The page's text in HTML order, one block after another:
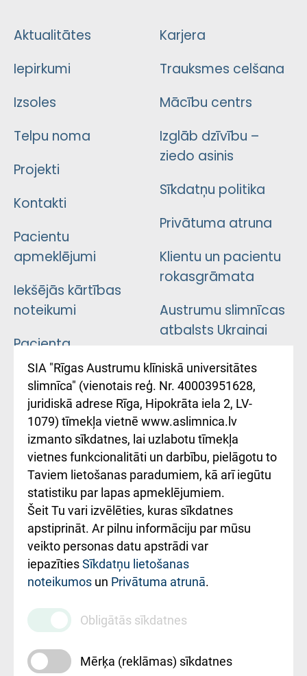
Aktualitātes
Iepirkumi
Izsoles
Telpu noma
Projekti
Kontakti
Pacientu
apmeklējumi
Iekšējās kārtības
noteikumi
Pacienta
atsauksmju/sūdzību
iesniegšanas
kārtība
Kā pie mums nokļūt
Rēķinu apmaksas
ceļvedis
Rekvizīti un
ārstniecības
iestādes kods
010000234
Maksas
pakalpojumu
cenrādis
Karjera
Trauksmes celšana
Mācību centrs
Izglāb dzīvību –
ziedo asinis
Sīkdatņu politika
Privātuma atruna
Klientu un pacientu
rokasgrāmata
Austrumu slimnīcas
atbalsts Ukrainai
Підтримка Східної
лікарні та співпраця з
Україною
SIA "Rīgas Austrumu klīniskā universitātes
slimnīca" (vienotais reģ. Nr. 40003951628,
juridiskā adrese Rīga, Hipokrāta iela 2, LV-
1079) tīmekļa vietnē www.aslimnica.lv
izmanto sīkdatnes, lai uzlabotu tīmekļa
vietnes funkcionalitāti un darbību, pielāgotu to
Taviem lietošanas paradumiem, kā arī iegūtu
statistiku par lapas apmeklējumiem.
Šeit Tu vari izvēlēties, kuras sīkdatnes
apstiprināt. Ar pilnu informāciju par mūsu
veikto personas datu apstrādi var
iepazītiesSīkdatņu lietošanas
noteikumos un Privātuma atrunā.
Obligātās sīkdatnes
Mērķa (reklāmas) sīkdatnes